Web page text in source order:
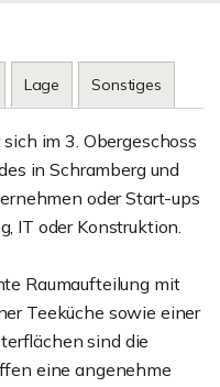
Lage Sonstiges
im 3. Obergeschoss
in Schramberg und
oder Start-ups
IT oder Konstruktion.
Raumaufteilung mit
Teeküche sowie einer
sind die
eine angenehme